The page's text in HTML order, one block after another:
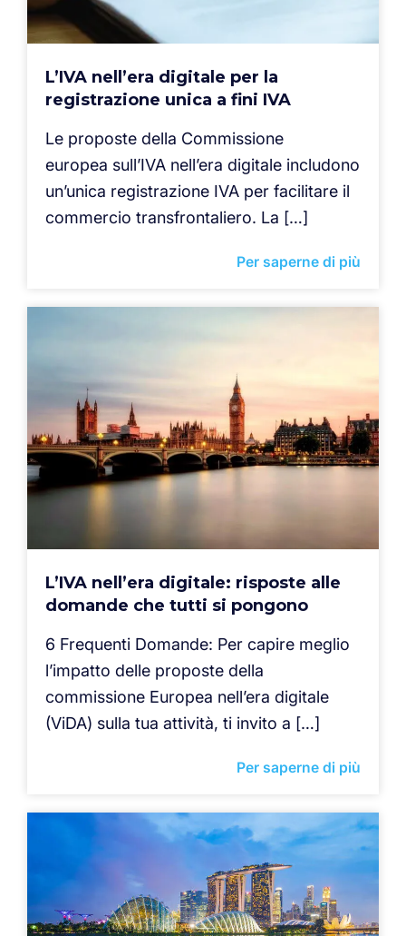
L’IVA nell’era digitale per la
registrazione unica a fini IVA
Le proposte della Commissione
europea sull’IVA nell’era digitale includono
un’unica registrazione IVA per facilitare il
commercio transfrontaliero. La […]
Per saperne di più
L’IVA nell’era digitale: risposte alle
domande che tutti si pongono
6 Frequenti Domande: Per capire meglio
l’impatto delle proposte della
commissione Europea nell’era digitale
(ViDA) sulla tua attività, ti invito a […]
Per saperne di più